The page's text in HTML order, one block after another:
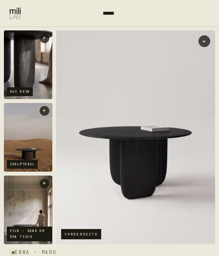
ENWA · MARU
+
VORDERSEITE
+
DAS BEIN
+
SKULPTURAL
+
FILM · RUND UM
DEN TISCH